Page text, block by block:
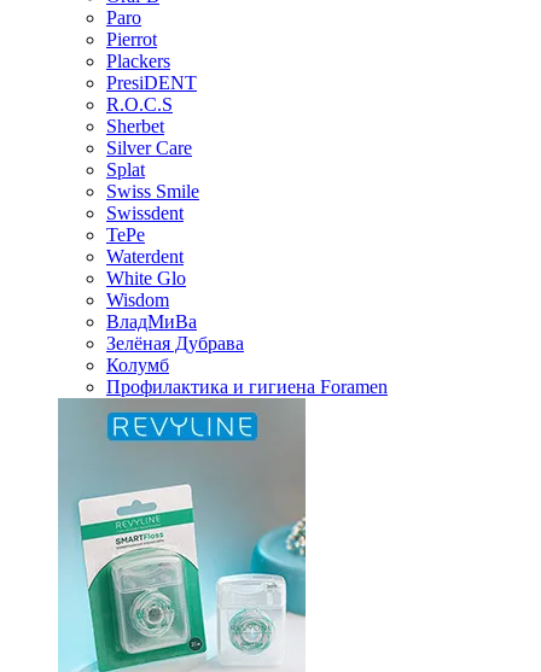
Paro
Pierrot
Plackers
PresiDENT
R.O.C.S
Sherbet
Silver Care
Splat
Swiss Smile
Swissdent
TePe
Waterdent
White Glo
Wisdom
ВладМиВа
Зелёная Дубрава
Колумб
Профилактика и гигиена Foramen